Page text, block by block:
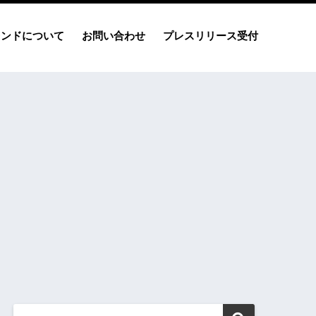
ドについて お問い合わせ プレスリリース受付